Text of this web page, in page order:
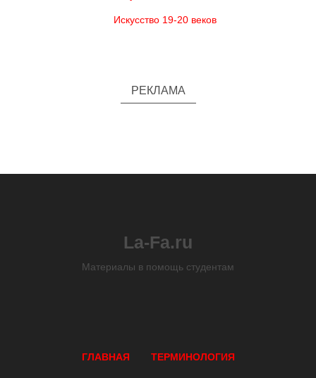
Искусство 19-20 веков
РЕКЛАМА
La-Fa.ru
Материалы в помощь студентам
ГЛАВНАЯ ТЕРМИНОЛОГИЯ